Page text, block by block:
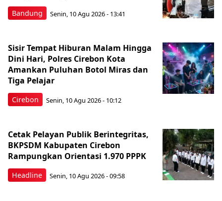
Bandung Senin, 10 Agu 2026 - 13:41
Cirebon
Sisir Tempat Hiburan Malam Hingga
Dini Hari, Polres Cirebon Kota
Amankan Puluhan Botol Miras dan
Tiga Pelajar
Senin, 10 Agu 2026 - 10:12
Headline
Cetak Pelayan Publik Berintegritas,
BKPSDM Kabupaten Cirebon
Rampungkan Orientasi 1.970 PPPK
Senin, 10 Agu 2026 - 09:58